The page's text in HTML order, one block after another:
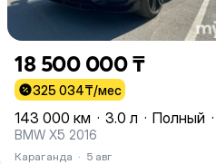
18 500 000 ₸
325 034₸/мес
143 000 км · 3.0 л · Полный ·
BMW X5 2016
Караганда · 5 авг